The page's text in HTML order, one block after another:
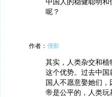
中国人的稳健聪明和
呢？
作者： 倩影
其实，人类杂交和
这个优势。过去中
国人不愿意娶她们
帝是公平的，人类